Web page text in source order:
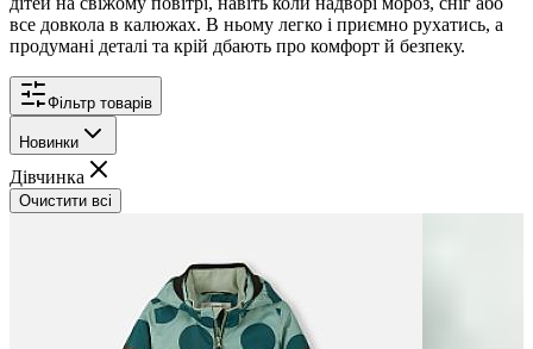
все довкола в калюжах. В ньому легко і приємно рухатись, а
продумані деталі та крій дбають про комфорт й безпеку.
Фільтр товарів
Новинки
Дівчинка
Очистити всі